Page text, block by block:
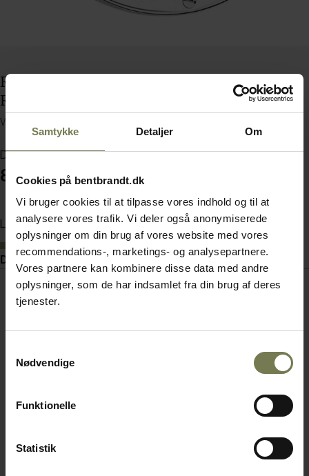
Samtykke Detaljer Om
Cookies på bentbrandt.dk
Vi bruger cookies til at tilpasse vores indhold og til at
analysere vores trafik. Vi deler også anonymiserede
oplysninger om din brug af vores website med vores
recommendations-, marketings- og analysepartnere.
Vores partnere kan kombinere disse data med andre
oplysninger, som de har indsamlet fra din brug af deres
tjenester.
Nødvendige
Funktionelle
Statistik
Robot Coupe råkostskive til
R502/602/CL50/CL52/CL55/CL60, 3 mm
Varenummer: 63504603
Din pris (ekskl. moms)
890,00 kr./stk.
Læg i kurv
Dokumenter